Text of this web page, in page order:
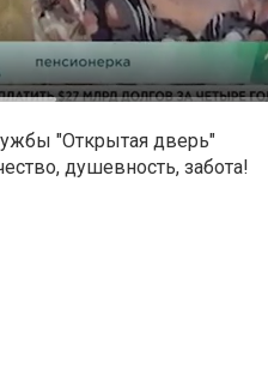
"Открытая дверь"
душевность, забота!